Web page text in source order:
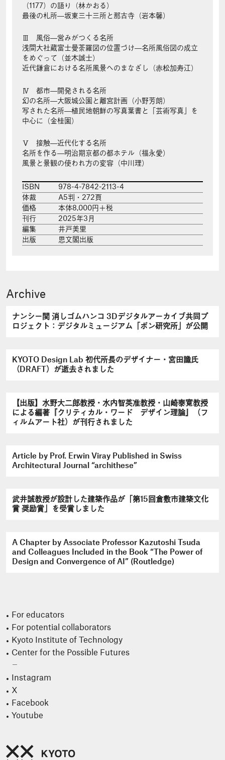
（1177）の語り（林かおる）
最後の札所―坂東三十三所と那古寺（岩本馨）
Ⅲ 風俗―営みがつくる名所
浅間大社蔵富士曼荼羅図の位置づけ―名所風俗図の成立
をめぐって（並木誠士）
近代鎌倉における名所風景へのまなざし（赤松加寿江）
Ⅳ 都市―開発される名所
幻の名所―大阪城公園と離宮計画（小野芳朗）
写された名所―植民地朝鮮の写真葉書と「芸術写真」を
中心に（金桂園）
Ⅴ 接触―近代化する名所
名所を作る―明治期京都の都ホテル（福永愛）
風景と景観の使われ方の変容（中川理）
ISBN
978-4-7842-2113-4
体裁
A5判・272頁
価格
本体8,000円＋税
刊行
2025年3月
編集
井戸美里
出版
思文閣出版
Archive
ナンシー関 消しゴムハンコ 3Dデジタルアーカイブ共同プ
ロジェクト：デジタルミュージアム「ボン研究所」が公開
KYOTO Design Lab 初代所長のデザイナー・宮田識氏
（DRAFT）が逝去されました
【出版】水野大二郎教授・水内智英准教授・山崎泰寛教授
による編著『クリティカル・ワード デザイン理論』（フ
ィルムアート社）が刊行されました
Article by Prof. Erwin Viray Published in Swiss
Architectural Journal “archithese”
武井誠教授が設計した建築作品が「第15回倉敷市建築文化
賞 奨励賞」を受賞しました
A Chapter by Associate Professor Kazutoshi Tsuda
and Colleagues Included in the Book “The Power of
Design and Convergence of AI” (Routledge)
For educators
For potential collaborators
Kyoto Institute of Technology
Center for the Possible Futures
Instagram
X
Facebook
Youtube